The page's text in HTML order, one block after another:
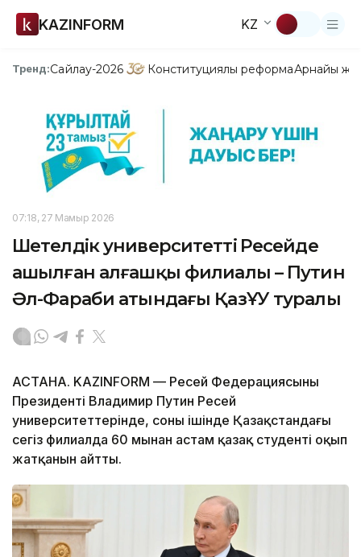
KAZINFORM KZ
Тренд:Сайлау-2026 Конституциялық реформаАрнайы
07:18, 27 Мамыр 2026
Шетелдік университеттің Ресейде
ашылған алғашқы филиалы – Путин
Әл-Фараби атындағы ҚазҰУ туралы
АСТАНА. KAZINFORM — Ресей Федерациясының
Президенті Владимир Путин Ресей
университеттерінде, соның ішінде Қазақстандағы
сегіз филиалда 60 мыңнан астам қазақ студенті оқып
жатқанын айтты.